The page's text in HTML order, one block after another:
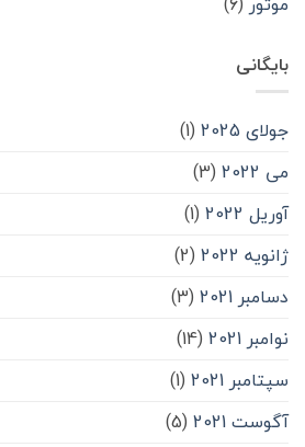
بایگانی
جولای 2025
(1)
می 2022
(3)
آوریل 2022
(1)
ژانویه 2022
(2)
دسامبر 2021
(3)
نوامبر 2021
(14)
سپتامبر 2021
(1)
آگوست 2021
(5)